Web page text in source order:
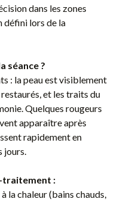
dans les zones
défini lors de la
séance ?
: la peau est visiblement
et les traits du
Quelques rougeurs
apparaître après
rapidement en
jours.
traitement :
la chaleur (bains chauds,